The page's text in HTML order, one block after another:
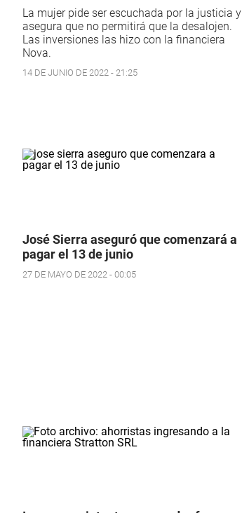
La mujer pide ser escuchada por la justicia y
asegura que no permitirá que la desalojen.
Las inversiones las hizo con la financiera
Nova.
14 DE JUNIO DE 2022 - 21:25
José Sierra aseguró que comenzará a
pagar el 13 de junio
27 DE MAYO DE 2022 - 00:05